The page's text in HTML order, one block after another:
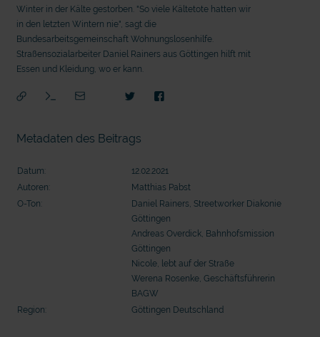
Seelsorge für Trucker: "Könige der
Landstraße" oder "Deppen der Nation"?
"Wir bauen Cherson wieder auf" -
Winter in der Kälte gestorben. "So viele Kältetote hatten wir
in den letzten Wintern nie", sagt die
Bundesarbeitsgemeinschaft Wohnungslosenhilfe.
Straßensozialarbeiter Daniel Rainers aus Göttingen hilft mit
Essen und Kleidung, wo er kann.
Metadaten des Beitrags
Datum:
12.02.2021
Autoren:
Matthias Pabst
O-Ton:
Daniel Rainers, Streetworker Diakonie
Göttingen
Andreas Overdick, Bahnhofsmission
Göttingen
Nicole, lebt auf der Straße
Werena Rosenke, Geschäftsführerin
BAGW
Region:
Göttingen Deutschland